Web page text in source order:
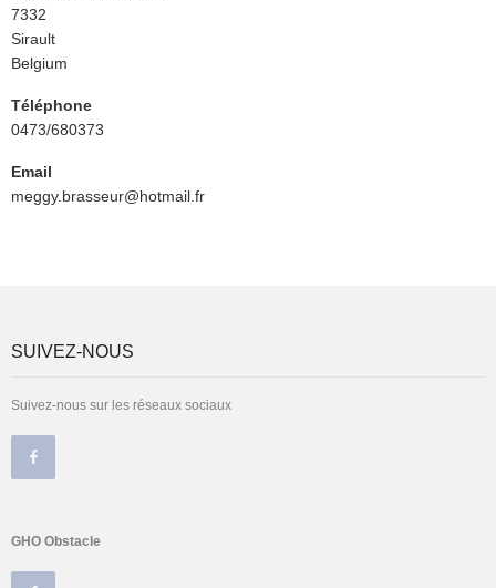
Code
Postal
7332
Ville
Sirault
Pays
Belgium
Téléphone
0473/680373
Email
meggy.brasseur@hotmail.fr
SUIVEZ-NOUS
Suivez-nous sur les réseaux sociaux
GHO Obstacle